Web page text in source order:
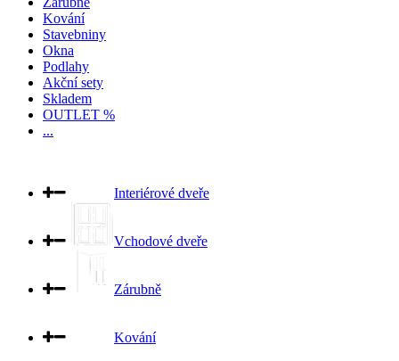
Kování
Stavebniny
Okna
Podlahy
Akční sety
Skladem
OUTLET %
...
Interiérové dveře
Vchodové dveře
Zárubně
Kování